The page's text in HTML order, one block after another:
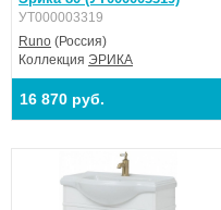
УТ000003319
Runo (Россия)
Коллекция ЭРИКА
16 870 руб.